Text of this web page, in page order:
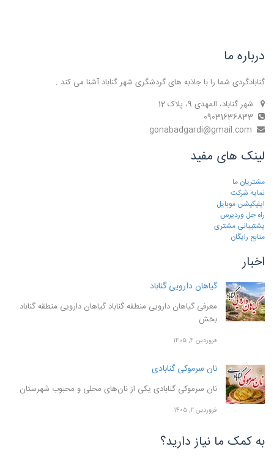
درباره ما
گنابادگردی شما را با جاذبه های گردشگری شهر گناباد آشنا می کند .
شهر گناباد، المهدی 9، پلاک 12
لینک های مفید
مشتریان ما
نمایه شرکت
اپلیکیشن موبایل
راه حل وردپرس
پشتیبانی مشتری
منابع رایگان
اخبار
گیاهان دارویی گناباد
معرفی گیاهان دارویی منطقه گناباد گیاهان دارویی منطقه گناباد
بخش
فروردین ۴, ۱۴۰۵
نان سرموکی گنابادی
نان سرموکی گنابادی یکی از نان‌های محلی و محبوب شهرستان
فروردین ۲, ۱۴۰۵
به کمک ما نیاز دارید؟